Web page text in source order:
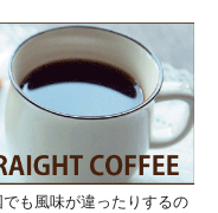
も風味が違ったりするの